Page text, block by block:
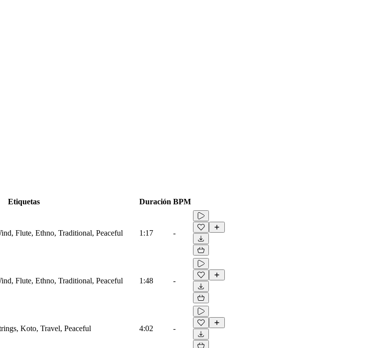
Etiquetas Duración BPM
Flute, Ethno, Traditional, Peaceful 1:17 -
Flute, Ethno, Traditional, Peaceful 1:48 -
Koto, Travel, Peaceful 4:02 -